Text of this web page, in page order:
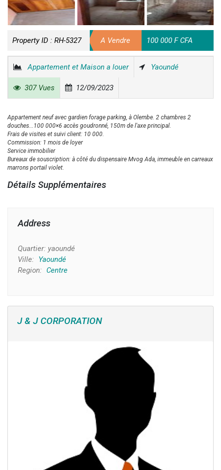
Property ID : RH-5327 A Vendre 100 000 F CFA
Appartement et Maison a louer Yaoundé
307 Vues 12/09/2023
Appartement neuf avec gardien forage parking, à Olembe. 2 chambres 2
douches...100 000×6 accès goudronné, 150m de l'axe principal.
Frais de visites et suivi client: 10 000.
Commission: 1 mois de loyer
Service immobilier
Bureaux de souscription: à côté du dispensaire Mvog Ada, immeuble en carreaux
marrons portail violet.
Détails Supplémentaires
Address
Quartier: yaoundé
Ville:
Yaoundé
Region:
Centre
J & J CORPORATION